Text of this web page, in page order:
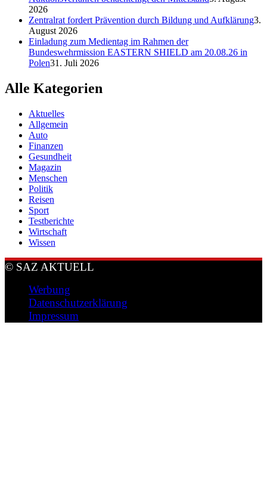
2026
Zentralrat fordert Prävention durch Bildung und Aufklärung3.
August 2026
Einladung zum Medientag im Rahmen der
Bundeswehrmission EASTERN SHIELD am 20.08.26 in
Polen31. Juli 2026
Alle Kategorien
Aktuelles
Allgemein
Auto
Finanzen
Gesundheit
Magazin
Menschen
Politik
Reisen
Sport
Testberichte
Wirtschaft
Wissen
© SAZ AKTUELL
Werbung
Datenschutzerklärung
Impressum